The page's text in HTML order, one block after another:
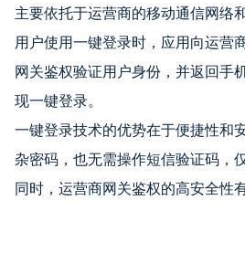
主要依托于运营商的移动通信网络
用户使用一键登录时，应用向运营
网关鉴权验证用户身份，并返回手
现一键登录。
一键登录技术的优势在于便捷性和
杂密码，也无需操作短信验证码，
同时，运营商网关鉴权的高安全性